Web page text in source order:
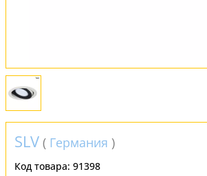
SLV ( Германия )
Код товара: 91398